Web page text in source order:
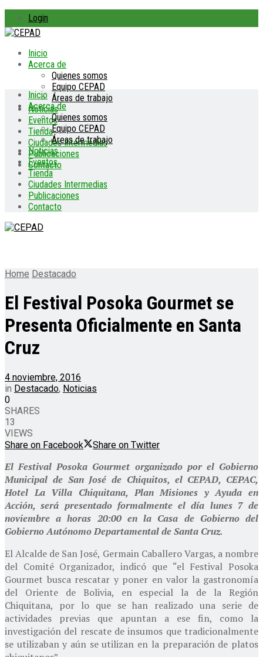
Login
Inicio
Acerca de
Quienes somos
Equipo CEPAD
Áreas de trabajo
Noticias
Eventos
Tienda
Ciudades Intermedias
Publicaciones
Contacto
Inicio
Acerca de
Quienes somos
Equipo CEPAD
Áreas de trabajo
Noticias
Eventos
Tienda
Ciudades Intermedias
Publicaciones
Contacto
Home Destacado
El Festival Posoka Gourmet se
Presenta Oficialmente en Santa
Cruz
4 noviembre, 2016
in Destacado, Noticias
0
SHARES
13
VIEWS
Share on Facebook
Share on Twitter
El Festival Posoka Gourmet organizado por el Gobierno
Municipal de San José de Chiquitos, el CEPAD, CEPAC,
Hotel La Villa Chiquitana, Plan Misiones y Ayuda en
Acción, será presentado formalmente el día lunes 7 de
noviembre a horas 20:00 en la Casa de Gobierno del
Gobierno Autónomo Departamental de Santa Cruz.
El Alcalde de San José, Germain Caballero Vargas, a nombre
del Comité Organizador, indicó que “el Festival Posoka
Gourmet busca rescatar y poner en valor la gastronomía
del Oriente de Bolivia, en especial la de la Región
Chiquitana, por lo que se han realizado una serie de
actividades previas que apuntan a ese fin, como la
investigación del rescate de insumos que tradicionalmente
se utilizaban y aún se utilizan en la preparación de platos